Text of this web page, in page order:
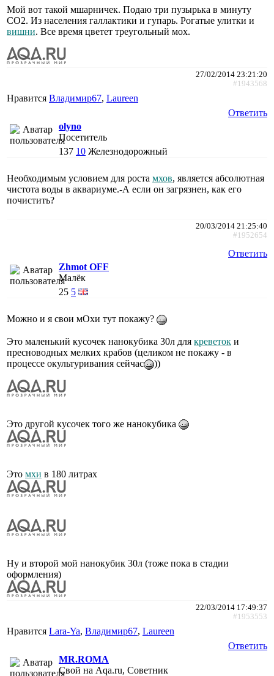
Мой вот такой мшарничек. Подаю три пузырька в минуту
СО2. Из населения галлактики и гупарь. Рогатые улитки и
вишни. Все время цветет треугольный мох.
27/02/2014 23:21:20
#1943568
Нравится Владимир67, Laureen
Ответить
olyno
Посетитель
137 10 Железнодорожный
Необходимым условием для роста мхов, является абсолютная
чистота воды в аквариуме.-А если он загрязнен, как его
почистить?
20/03/2014 21:25:40
#1952654
Ответить
Zhmot OFF
Малёк
25 5
Можно и я свои мОхи тут покажу?
Это маленький кусочек нанокубика 30л для креветок и
пресноводных мелких крабов (целиком не покажу - в
процессе окультуривания сейчас
))
Это другой кусочек того же нанокубика
Это мхи в 180 литрах
Ну и второй мой нанокубик 30л (тоже пока в стадии
оформления)
22/03/2014 17:49:37
#1953553
Нравится Lara-Ya, Владимир67, Laureen
Ответить
MR.ROMA
Свой на Aqa.ru, Советник